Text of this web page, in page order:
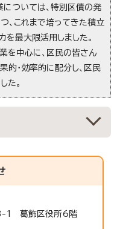
については、特別区債の発
、これまで培ってきた積立
最大限活用しました。
を中心に、区民の皆さん
的・効率的に配分し、区民
た。
1 葛飾区役所6階